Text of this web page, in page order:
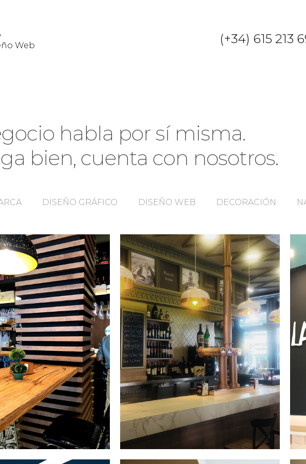
Web
(+34) 615 213
habla por sí misma.
bien, cuenta con nosotros.
DISEÑO GRÁFICO DISEÑO WEB DECORACIÓN
BAR
INTERIORISMO
Y
DECORACIÓN
PARA SPALA
(C/ IMAGEN)